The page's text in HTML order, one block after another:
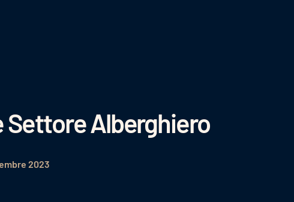
Settore Alberghiero
2023